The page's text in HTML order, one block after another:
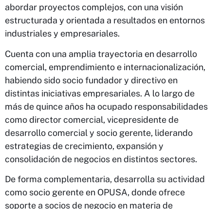
abordar proyectos complejos, con una visión
estructurada y orientada a resultados en entornos
industriales y empresariales.
Cuenta con una amplia trayectoria en desarrollo
comercial, emprendimiento e internacionalización,
habiendo sido socio fundador y directivo en
distintas iniciativas empresariales. A lo largo de
más de quince años ha ocupado responsabilidades
como director comercial, vicepresidente de
desarrollo comercial y socio gerente, liderando
estrategias de crecimiento, expansión y
consolidación de negocios en distintos sectores.
De forma complementaria, desarrolla su actividad
como socio gerente en OPUSA, donde ofrece
soporte a socios de negocio en materia de